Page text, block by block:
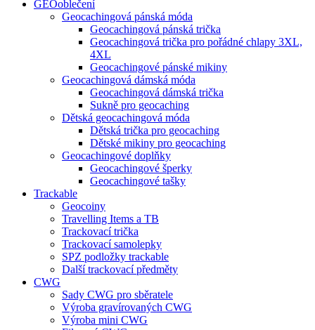
GEOoblečení
Geocachingová pánská móda
Geocachingová pánská trička
Geocachingová trička pro pořádné chlapy 3XL,
4XL
Geocachingové pánské mikiny
Geocachingová dámská móda
Geocachingová dámská trička
Sukně pro geocaching
Dětská geocachingová móda
Dětská trička pro geocaching
Dětské mikiny pro geocaching
Geocachingové doplňky
Geocachingové šperky
Geocachingové tašky
Trackable
Geocoiny
Travelling Items a TB
Trackovací trička
Trackovací samolepky
SPZ podložky trackable
Další trackovací předměty
CWG
Sady CWG pro sběratele
Výroba gravírovaných CWG
Výroba mini CWG